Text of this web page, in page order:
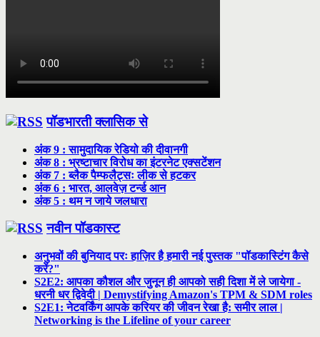
पॉडभारती क्लासिक से
अंक 9 : सामुदायिक रेडियो की दीवानगी
अंक 8 : भ्रष्टाचार विरोध का इंटरनेट एक्सटेंशन
अंक 7 : ब्लैक पैम्फलैट्सः लीक से हटकर
अंक 6 : भारत, आलवेज़ टर्न्ड आन
अंक 5 : थम न जाये जलधारा
नवीन पॉडकास्ट
अनुभवों की बुनियाद परः हाज़िर है हमारी नई पुस्तक "पॉडकास्टिंग कैसे
करें?"
S2E2: आपका कौशल और जुनून ही आपको सही दिशा में ले जायेगा -
धरनी धर द्विवेदी | Demystifying Amazon's TPM & SDM roles
S2E1: नेटवर्किंग आपके करियर की जीवन रेखा है: समीर लाल |
Networking is the Lifeline of your career